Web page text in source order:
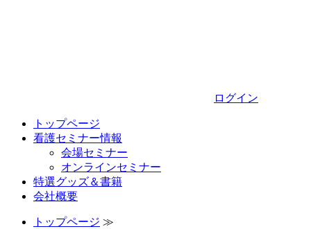
ログイン
トップページ
看護セミナー情報
会場セミナー
オンラインセミナー
特選グッズ＆書籍
会社概要
トップページ ≫